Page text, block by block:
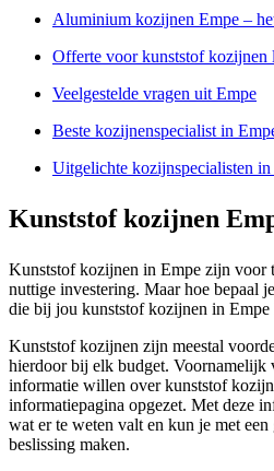
Aluminium kozijnen Empe –
Offerte voor kunststof kozijnen
Veelgestelde vragen uit Empe
Beste kozijnenspecialist in
Uitgelichte kozijnspecialisten in
Kunststof kozijnen
Kunststof kozijnen in Empe zijn voor
nuttige investering. Maar hoe bepaal
die bij jou kunststof kozijnen in Empe
Kunststof kozijnen zijn meestal
hierdoor bij elk budget. Voornamelijk
informatie willen over kunststof
informatiepagina opgezet. Met deze
wat er te weten valt en kun je met een
beslissing maken.